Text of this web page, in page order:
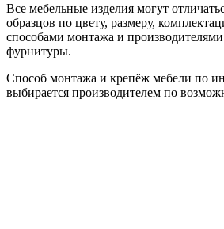
Все мебельные изделия могут
образцов по цвету, размеру,
способами монтажа и
фурнитуры.
Способ монтажа и крепёж мебели по
выбирается производителем по